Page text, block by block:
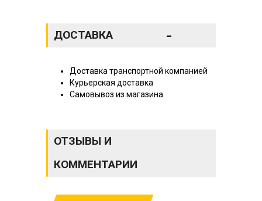
ДОСТАВКА -
Доставка транспортной компанией
Курьерская доставка
Самовывоз из магазина
ОТЗЫВЫ И
КОММЕНТАРИИ